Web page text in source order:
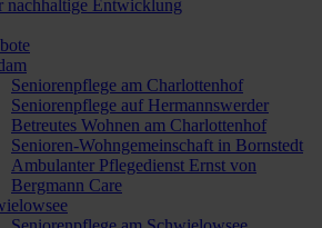
nachhaltige Entwicklung
Seniorenpflege am Charlottenhof
Seniorenpflege auf Hermannswerder
Betreutes Wohnen am Charlottenhof
Senioren-Wohngemeinschaft in Bornstedt
Ambulanter Pflegedienst Ernst von
Bergmann Care